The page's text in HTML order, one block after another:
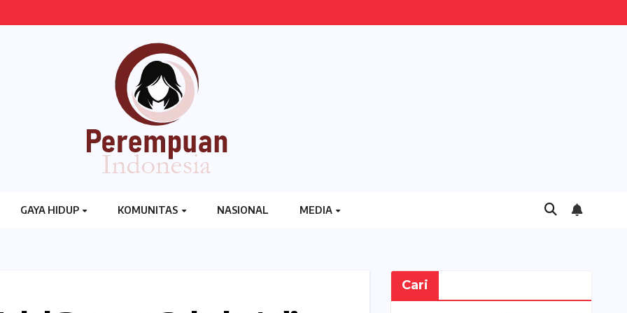
GAYA HIDUP KOMUNITAS NASIONAL MEDIA
Cari